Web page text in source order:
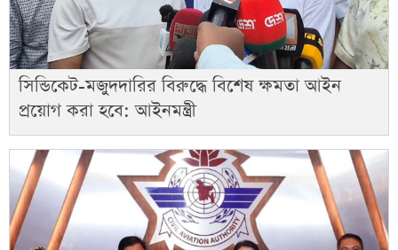
সিন্ডিকেট-মজুদদারির বিরুদ্ধে বিশেষ ক্ষমতা আইন
প্রয়োগ করা হবে: আইনমন্ত্রী